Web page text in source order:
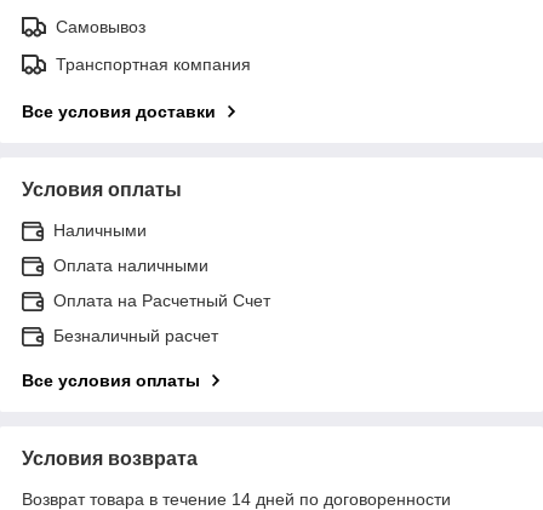
Самовывоз
Транспортная компания
Все условия доставки
Условия оплаты
Наличными
Оплата наличными
Оплата на Расчетный Счет
Безналичный расчет
Все условия оплаты
Условия возврата
Возврат товара в течение 14 дней по договоренности